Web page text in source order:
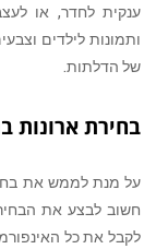
ענקית לחדר, או
ותמונות לילדים
של הדלתות.
בחירת ארונות
על מנת לממש את
חשוב לבצע את
לקבל את כל